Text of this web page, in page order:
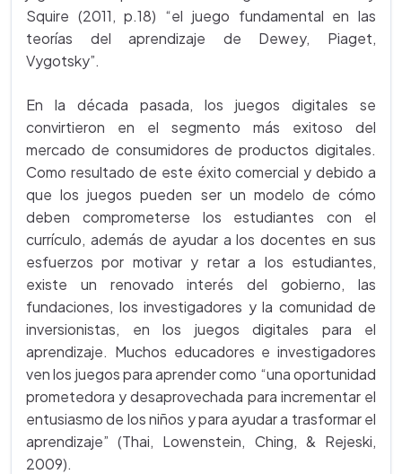
Squire (2011, p.18) “el juego fundamental en las
teorías del aprendizaje de Dewey, Piaget,
Vygotsky”.
En la década pasada, los juegos digitales se
convirtieron en el segmento más exitoso del
mercado de consumidores de productos digitales.
Como resultado de este éxito comercial y debido a
que los juegos pueden ser un modelo de cómo
deben comprometerse los estudiantes con el
currículo, además de ayudar a los docentes en sus
esfuerzos por motivar y retar a los estudiantes,
existe un renovado interés del gobierno, las
fundaciones, los investigadores y la comunidad de
inversionistas, en los juegos digitales para el
aprendizaje. Muchos educadores e investigadores
ven los juegos para aprender como “una oportunidad
prometedora y desaprovechada para incrementar el
entusiasmo de los niños y para ayudar a trasformar el
aprendizaje” (Thai, Lowenstein, Ching, & Rejeski,
2009).